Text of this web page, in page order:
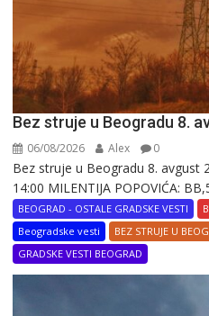
Bez struje u Beogradu 8.
06/08/2026 Alex 0
Bez struje u Beogradu 8. avgust
14:00 MILENTIJA POPOVIĆA:
BEOGRAD - OSTALE GRADSKE VESTI
Beogradske vesti
BEZ STRUJE U
GRADSKE VESTI BEOGRAD